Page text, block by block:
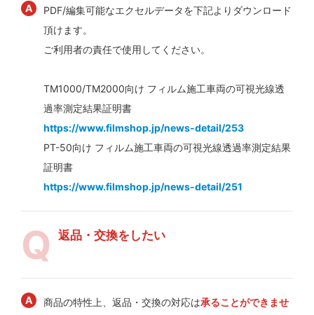
PDF/編集可能なエクセルデータを下記よりダウンロード
頂けます。
ご利用者の責任で使用してください。
TM1000/TM2000向け フィルム施工車両の可視光線透
過率測定結果証明書
https://www.filmshop.jp/news-detail/253
PT-50向け フィルム施工車両の可視光線透過率測定結果
証明書
https://www.filmshop.jp/news-detail/251
返品・交換をしたい
商品の特性上、返品・交換の対応は承ることができませ